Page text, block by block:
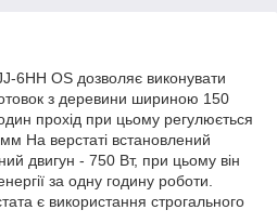
6HH OS дозволяє виконувати
з деревини шириною 150
прохід при цьому регулюється
На верстаті встановлений
двигун - 750 Вт, при цьому він
за одну годину роботи.
є використання строгального